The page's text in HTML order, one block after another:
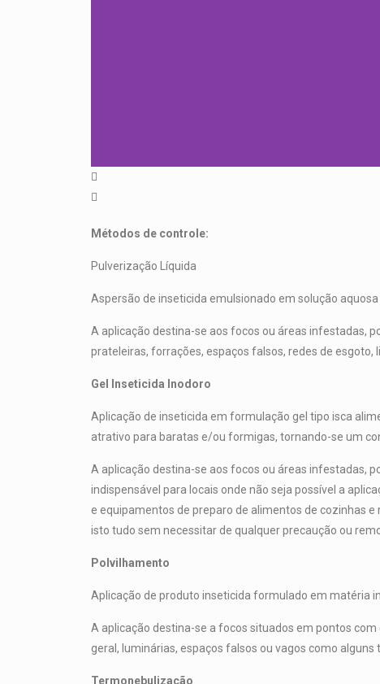
Métodos de controle:
Pulverização Líquida
Aspersão de inseticida emulsionado em solução
A aplicação destina-se aos focos ou áreas infestadas,
prateleiras, forrações, espaços falsos, redes de esgoto,
Gel Inseticida Inodoro
Aplicação de inseticida em formulação gel tipo isca
atrativo para baratas e/ou formigas, tornando-se um
A aplicação destina-se aos focos ou áreas infestadas,
indispensável para locais onde não seja possível a
e equipamentos de preparo de alimentos de cozinhas
isto tudo sem necessitar de qualquer precaução ou
Polvilhamento
Aplicação de produto inseticida formulado em matéria
A aplicação destina-se a focos situados em pontos
geral, luminárias, espaços falsos ou vagos como
Termonebulização